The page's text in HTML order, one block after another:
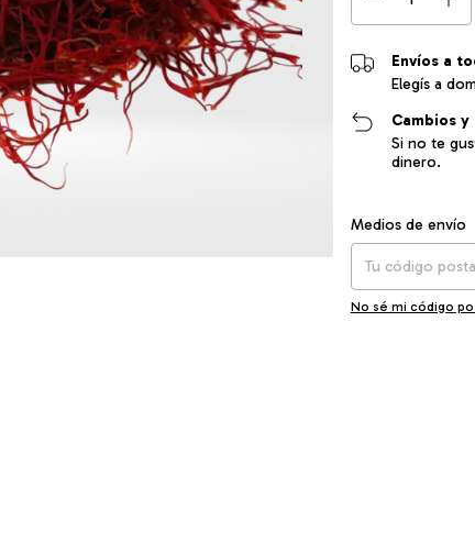
Envíos a
Elegís a
Cambios
Si no te
dinero.
Entregas para el CP:
Medios de envío
No sé mi código